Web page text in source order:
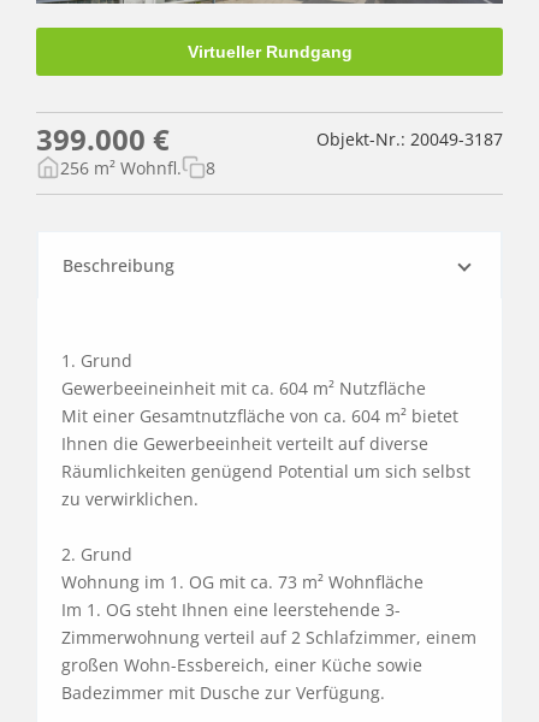
Virtueller Rundgang
399.000 €
Objekt-Nr.: 20049-3187
256 m² Wohnfl.
8
Beschreibung
1. Grund
Gewerbeeineinheit mit ca. 604 m² Nutzfläche
Mit einer Gesamtnutzfläche von ca. 604 m² bietet
Ihnen die Gewerbeeinheit verteilt auf diverse
Räumlichkeiten genügend Potential um sich selbst
zu verwirklichen.
2. Grund
Wohnung im 1. OG mit ca. 73 m² Wohnfläche
Im 1. OG steht Ihnen eine leerstehende 3-
Zimmerwohnung verteil auf 2 Schlafzimmer, einem
großen Wohn-Essbereich, einer Küche sowie
Badezimmer mit Dusche zur Verfügung.